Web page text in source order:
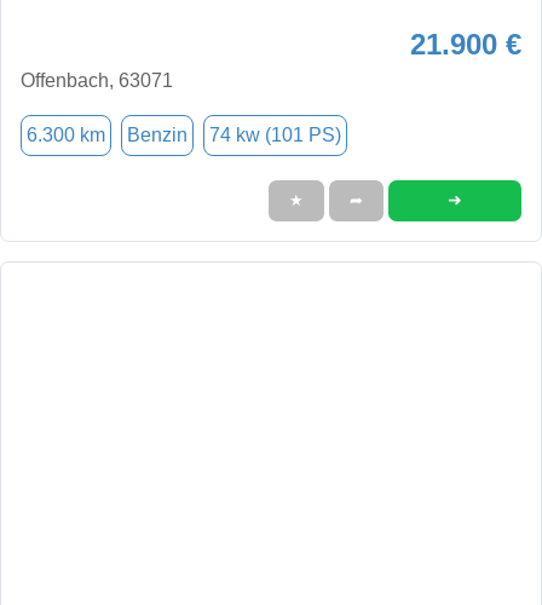
21.900 €
Offenbach, 63071
6.300 km Benzin 74 kw (101 PS)
★ ➦ ➜